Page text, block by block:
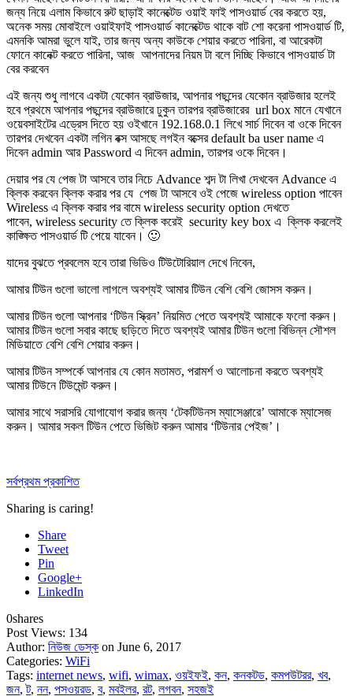
জন্য নিয়ে এলাম কিভাবে রুট ছাড়াই কানেক্টেড ওয়াই ফাই পাসওয়ার্ড বের করতে হয়,
অনেক সময় মোবাইলে ওয়াইফাই পাসওয়ার্ড কানেক্টেড থাকে বাট শো করেনা পাসওয়ার্ড টি,
এমনকি আমরা ভুলে যাই, তার জন্য অন্য কাউকে শেয়ার করতে পারিনা, বা আরেকটা
ফোনে কানেক্ট করতে পারিনা, আজ আপনাদের নিয়ম টা বলে দিচ্ছি কিভাবে পাসওয়ার্ড টা
বের করবেন
এই জন্য শুধু লাগবে একটা যেকোন ব্রাউজার, আপনার পছন্দের যেকোন ব্রাউজার হলেই
হবে প্রথমে আপনার পছন্দের ব্রাউজারে ঢুকুন তারপর ব্রাউজারের url box মানে যেখানে
ওয়েবসাইটের এড্রেস দিতে হয় ওইখানে 192.168.0.1 লিখে সার্চ দিবেন বা ওকে দিবেন
তারপর দেখবেন একটা লগিন বক্স আসছে লগইন বক্সের default ba user name এ
দিবেন admin আর Password এ দিবেন admin, তারপর ওকে দিবেন।
দেয়ার পর যে পেজ টা আসবে তার নিচে Advance শব্দ টা লিখা দেখবেন Advance এ
ক্লিক করবেন ক্লিক করার পর যে পেজ টা আসবে ওই পেজে wireless option পাবেন
Wireless এ ক্লিক করার পর বামে wireless security option দেখতে
পাবেন, wireless security তে ক্লিক করেই security key box এ ক্লিক করলেই
কাঙ্ক্ষিত পাসওয়ার্ড টি পেয়ে যাবেন। 🙂
যাদের বুঝতে প্রবলেম হবে তারা ভিডিও টিউটোরিয়াল দেখে নিবেন,
আমার টিউন গুলো ভালো লাগলে অবশ্যই আমার টিউন বেশি বেশিজোসস করুন।
আমার টিউন গুলো আপনার ‘টিউন স্ক্রিন’ নিয়মিত পেতে অবশ্যই আমাকে ফলো করুন।
আমার টিউন গুলো সবার কাছে ছড়িতে দিতে অবশ্যই আমার টিউন গুলো বিভিন্ন সৌশল
মিডিয়াতে বেশি বেশিশেয়ার করুন।
আমার টিউন সম্পর্কে আপনার যে কোন মতামত, পরামর্শ ও আলোচনা করতে অবশ্যই
আমার টিউনেটিউমেন্ট করুন।
আমার সাথে সরাসরি যোগাযোগ করার জন্য ‘টেকটিউনস ম্যাসেঞ্জারে’ আমাকেম্যাসেজ
করুন। আমার সকল টিউন পেতে ভিজিট করুন আমার ‘টিউনার পেইজ’ ।
সর্বপ্রথম প্রকাশিত
Sharing is caring!
Share
Tweet
Pin
Google+
LinkedIn
0shares
Post Views: 134
Author: নিউজ ডেস্ক on June 6, 2017
Categories: WiFi
Tags: internet news, wifi, wimax, ওয়ইফই, কন, কনকটড, কমপউটরর, খব,
জন,ট, নন, পসওয়রড, ব, মবইলর, রট, লগবন, সহজই